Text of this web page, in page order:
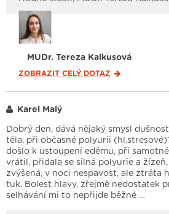
MUDr. Tereza Kalkusová
ZOBRAZIT CELÝ DOTAZ
Karel Malý
Dobrý den, dává nějaký smysl
těla, při občasné polyurii
došlo k ustoupení edému, při
vrátil, přidala se silná polyurie a
zvýšená, v noci nespavost, ale ztráta
tuk. Bolest hlavy, zřejmě nedostatek
selhávání mi to nepřijde běžné …